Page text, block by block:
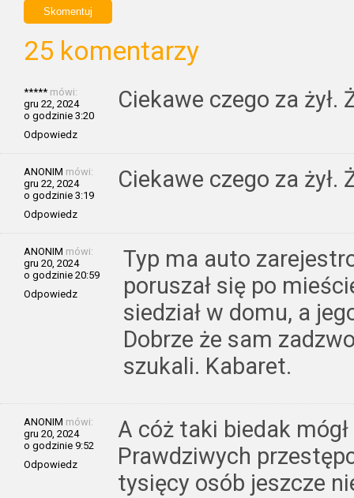
25 komentarzy
***** mówi:
gru 22, 2024
o godzinie 3:20
Odpowiedz
Ciekawe czego za żył.
ANONIM mówi:
gru 22, 2024
o godzinie 3:19
Odpowiedz
Ciekawe czego za żył.
ANONIM mówi:
gru 20, 2024
o godzinie 20:59
Odpowiedz
Typ ma auto
poruszał się po
siedział w domu, a
Dobrze że sam
szukali. Kabaret.
ANONIM mówi:
gru 20, 2024
o godzinie 9:52
Odpowiedz
A cóż taki biedak
Prawdziwych
tysięcy osób jeszcze